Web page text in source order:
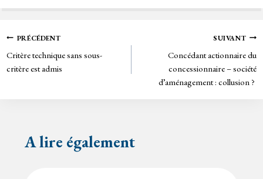
bo tt ail tF
rie
n
dl
y
Navigation
de
PRÉCÉDENT
Critère technique sans sous-
critère est admis
SUIVANT
Concédant actionnaire du
concessionnaire – société
d’aménagement : collusion ?
A lire également